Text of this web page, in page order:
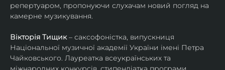
репертуаром, пропонуючи слухачам новий погляд на
камерне музикування.
Вікторія Тищик – саксофоністка, випускниця
Національної музичної академії України імені Петра
Чайковського. Лауреатка всеукраїнських та